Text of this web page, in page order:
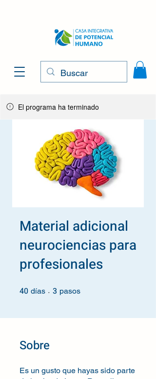
El programa ha terminado
Material adicional
neurociencias para
profesionales
40 días 40 días
3 pasos
Sobre
Es un gusto que hayas sido parte